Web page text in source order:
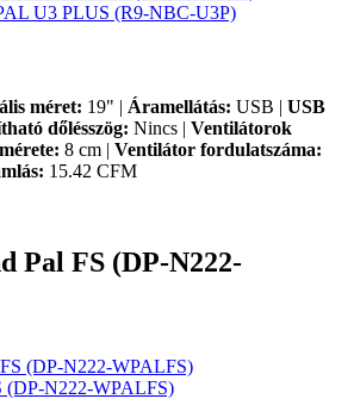
U3 PLUS (R9-NBC-U3P)
méret: 19" | Áramellátás: USB | USB
dőlésszög: Nincs | Ventilátorok
8 cm | Ventilátor fordulatszáma:
15.42 CFM
Pal FS (DP-N222-
(DP-N222-WPALFS)